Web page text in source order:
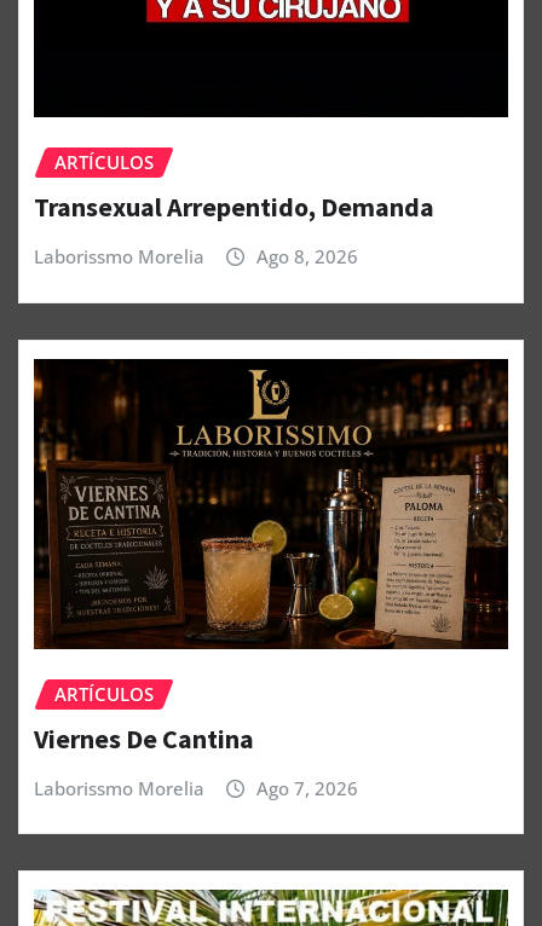
ARTÍCULOS
Transexual Arrepentido, Demanda
Laborissmo Morelia Ago 8, 2026
ARTÍCULOS
Viernes De Cantina
Laborissmo Morelia Ago 7, 2026